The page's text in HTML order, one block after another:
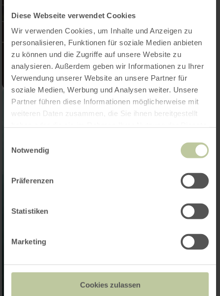
Diese Webseite verwendet Cookies
Wir verwenden Cookies, um Inhalte und Anzeigen zu
personalisieren, Funktionen für soziale Medien anbieten
zu können und die Zugriffe auf unsere Website zu
analysieren. Außerdem geben wir Informationen zu Ihrer
Verwendung unserer Website an unsere Partner für
soziale Medien, Werbung und Analysen weiter. Unsere
Partner führen diese Informationen möglicherweise mit
weiteren Daten zusammen, die Sie ihnen bereitgestellt
Notwendig
Präferenzen
Statistiken
Marketing
Cookies zulassen